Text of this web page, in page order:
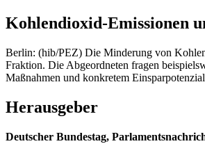
Kohlendioxid-Emissionen
Berlin: (hib/PEZ) Die Minderung von
Fraktion. Die Abgeordneten fragen
Maßnahmen und konkretem
Herausgeber
Deutscher Bundestag,